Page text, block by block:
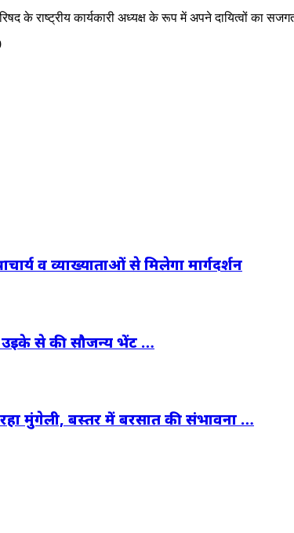
के राष्ट्रीय कार्यकारी अध्यक्ष के रूप में अपने दायित्वों का
व व्याख्याताओं से मिलेगा मार्गदर्शन
उइके से की सौजन्य भेंट …
मुंगेली, बस्तर में बरसात की संभावना …